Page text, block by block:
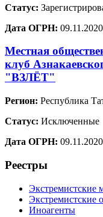
Статус:
Дата ОГРН: 09.11.2020
Местная
клуб
"ВЗЛЁТ"
Регион: Республика
Статус: Исключенные
Дата ОГРН: 09.11.2020
Реестры
Экстремистские
Экстремистские
Иноагенты